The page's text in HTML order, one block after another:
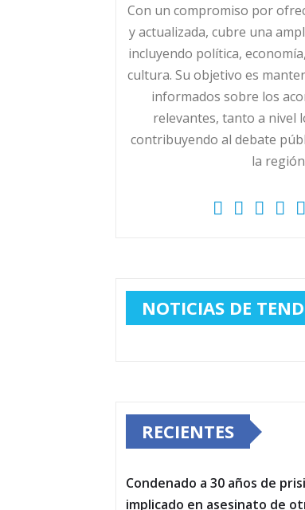
Con un compromiso por
y actualizada, cubre una
incluyendo política,
cultura. Su objetivo es
informados sobre los
relevantes, tanto a nivel
contribuyendo al debate
la
NOTICIAS DE
RECIENTES
Condenado a 30 años de
implicado en asesinato de